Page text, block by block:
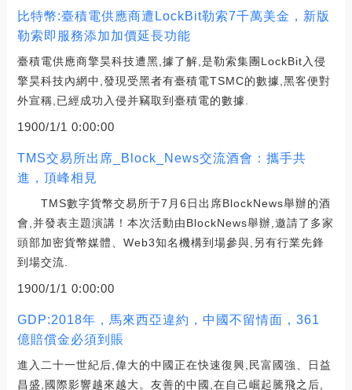
比特幣:臺積電供應商遭LockBit勒索7千萬美金，新版
勒索即服務添加加價延長功能
臺積電供應商擎昊科技遭黑,據了解,是勒索集團LockBit入侵
擎昊科技內網中,發現受黑者有臺積電TSMC的數據,黑客便對
外宣稱,已經成功入侵并竊取到臺積電的數據.
1900/1/1 0:00:00
TMS交易所出席_Block_News交流酒會：攜手共
進，頂峰相見
TMS數字貨幣交易所于7月6日出席BlockNews舉辦的酒
會,并發表主題演講！本次活動由BlockNews舉辦,邀請了多家
頭部加密貨幣媒體、Web3知名機構到場參與,另有行業先鋒
到場交流.
1900/1/1 0:00:00
GDP:2018年，馬來西亞違約，中國不留情面，361
億賠償金必須到賬
進入二十一世紀后,偉大的中國正在快速復興,民富國強、日益
昌盛,國際影響越來越大。友善的中國,在自己崛起騰飛之后,